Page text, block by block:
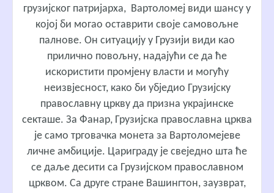
грузијског патријарха, Вартоломеј види шансу у
којој би могао оставрити своје самовољне
палнове. Он ситуацију у Грузији види као
прилично повољну, надајући се да ће
искористити промјену власти и могућу
неизвјесност, како би убједио Грузијску
православну цркву да призна украјинске
секташе. За Фанар, Грузијска православна црква
је само трговачка монета за Вартоломејеве
личне амбиције. Цариграду је свеједно шта ће
се даље десити са Грузијском православном
црквом. Са друге стране Вашингтон, заузврат,